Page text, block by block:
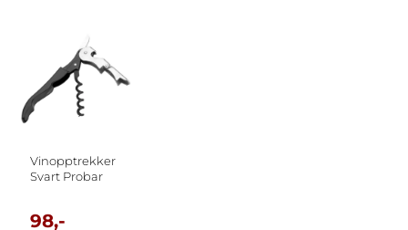
Vinopptrekker
Svart Probar
98,-